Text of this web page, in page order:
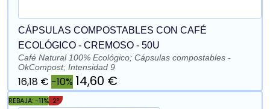
CÁPSULAS COMPOSTABLES CON CAFÉ
ECOLÓGICO - CREMOSO - 50U
Café Natural 100% Ecológico; Cápsulas compostables -
OkCompost; Intensidad 9
16,18 € −10% 14,60 €
REBAJA: -11% 2º